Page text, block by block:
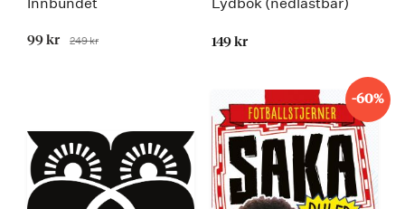
Tilbudspris
99 kr Før
249 kr 149 kr
-60%